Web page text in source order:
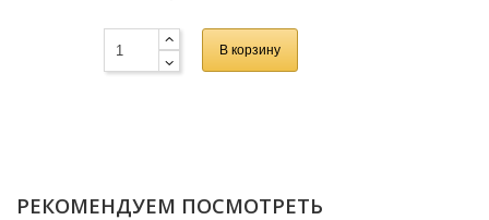
В корзину
РЕКОМЕНДУЕМ ПОСМОТРЕТЬ